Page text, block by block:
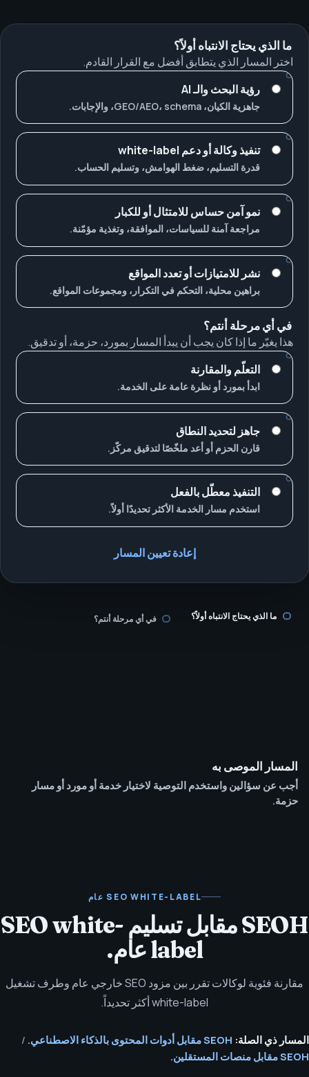
ما الذي يحتاج الانتباه أولاً؟
اختر المسار الذي يتطابق أفضل مع القرار القادم.
رؤية البحث والـ AI
جاهزية الكيان، GEO/AEO، schema، والإجابات.
تنفيذ وكالة أو دعم white-label
قدرة التسليم، ضغط الهوامش، وتسليم الحساب.
نمو آمن حساس للامتثال أو للكبار
مراجعة آمنة للسياسات، الموافقة، وتغذية مؤمّنة.
نشر للامتيازات أو تعدد المواقع
براهين محلية، التحكم في التكرار، ومجموعات المواقع.
في أي مرحلة أنتم؟
هذا يغيّر ما إذا كان يجب أن يبدأ المسار بمورد، حزمة، أو تدقيق.
التعلّم والمقارنة
ابدأ بمورد أو نظرة عامة على الخدمة.
جاهز لتحديد النطاق
قارن الحزم أو أعد ملخّصًا لتدقيق مركّز.
التنفيذ معطّل بالفعل
استخدم مسار الخدمة الأكثر تحديدًا أولاً.
إعادة تعيين المسار
ما الذي يحتاج الانتباه أولاً؟ في أي مرحلة أنتم؟
المسار الموصى به
أجب عن سؤالين واستخدم التوصية لاختيار خدمة أو مورد أو مسار
حزمة.
SEO WHITE-LABEL عام
SEOH مقابل تسليم SEO white-
label عام.
مقارنة فئوية لوكالات تقرر بين مزود SEO خارجي عام وطرف تشغيل
white-label أكثر تحديداً.
المسار ذي الصلة: SEOH مقابل أدوات المحتوى بالذكاء الاصطناعي.
/
SEOH مقابل منصات المستقلين.